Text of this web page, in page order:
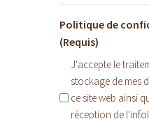
Politique de
(Requis)
J'accepte le
stockage de mes
ce site web ainsi
réception de